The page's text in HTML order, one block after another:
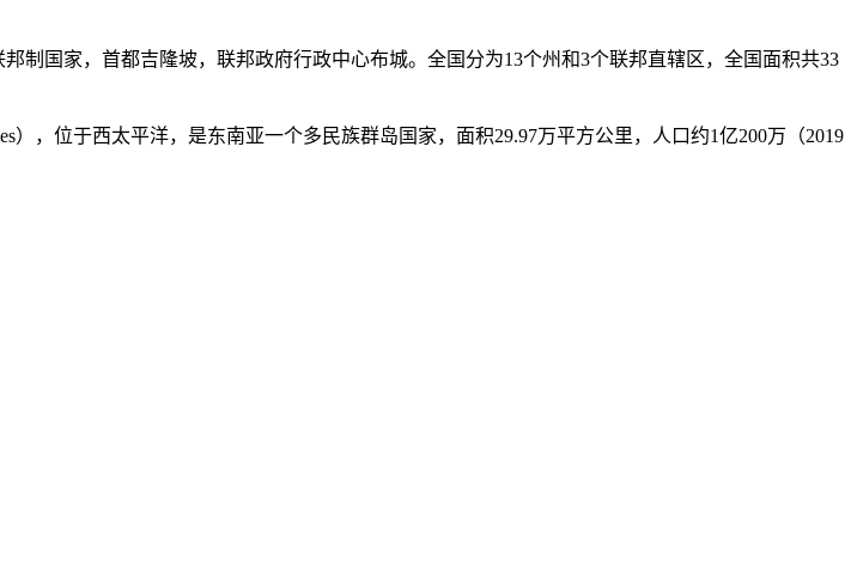
国家，首都吉隆坡，联邦政府行政中心布城。全国分为13个州和3个联邦直辖区，全国面积共33
，位于西太平洋，是东南亚一个多民族群岛国家，面积29.97万平方公里，人口约1亿200万（2019